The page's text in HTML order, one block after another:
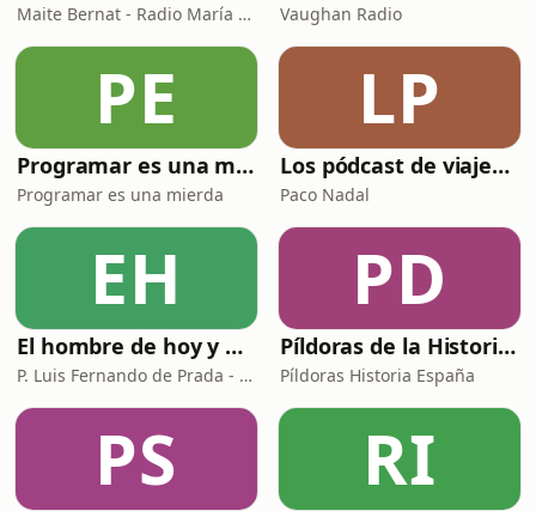
Maite Bernat - Radio María ESP Vaughan Radio
PE
Programar es una mierda
Programar es una mierda
LP
Los pódcast de viajes de Paco Nadal
Paco Nadal
EH
El hombre de hoy y Dios
P. Luis Fernando de Prada - Radio María ESP
PD
Píldoras de la Historia de España
Píldoras Historia España
PS RI